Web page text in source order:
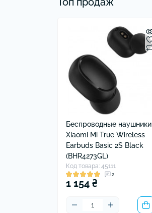
Беспроводные наушники
Xiaomi Mi True Wireless
Earbuds Basic 2S Black
(BHR4273GL)
Код товара: 45111
2
1 154 ₴